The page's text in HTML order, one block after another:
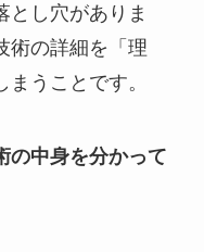
とし穴がありま
術の詳細を「理
うことです。
の中身を分かって